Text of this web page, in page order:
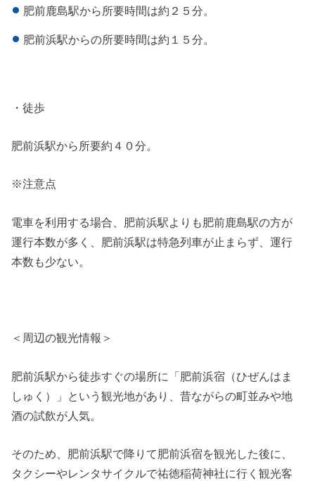
肥前鹿島駅から所要時間は約２５分。
肥前浜駅からの所要時間は約１５分。
・徒歩
肥前浜駅から所要約４０分。
※注意点
電車を利用する場合、肥前浜駅よりも肥前鹿島駅の方が
運行本数が多く、肥前浜駅は特急列車が止まらず、運行
本数も少ない。
＜周辺の観光情報＞
肥前浜駅から徒歩すぐの場所に「肥前浜宿（ひぜんはま
しゅく）」という観光地があり、昔ながらの町並みや地
酒の試飲が人気。
そのため、肥前浜駅で降りて肥前浜宿を観光した後に、
タクシーやレンタサイクルで祐徳稲荷神社に行く観光客